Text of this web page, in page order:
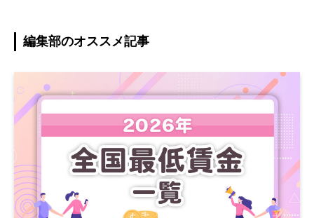
編集部のオススメ記事